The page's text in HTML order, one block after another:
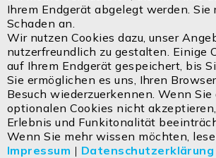
Email:office@isoled.de
Email:info@isoled.shop
www.isoled.shop
ISOLED FIAI Handels GmbH
Egerbach 48
A-6334 SCHWOICH
Ihrem Endgerät abgelegt werden.
Schaden an.
Wir nutzen Cookies dazu, unser
nutzerfreundlich zu gestalten. Einige
auf Ihrem Endgerät gespeichert, bis
Sie ermöglichen es uns, Ihren
Besuch wiederzuerkennen. Wenn
optionalen Cookies nicht
Erlebnis und Funkitonalität
Wenn Sie mehr wissen möchten,
Impressum | Datenschutzerklärung